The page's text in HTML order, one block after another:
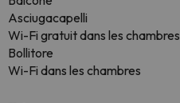
Asciugacapelli
Wi-Fi gratuit dans les chambres
Bollitore
Wi-Fi dans les chambres